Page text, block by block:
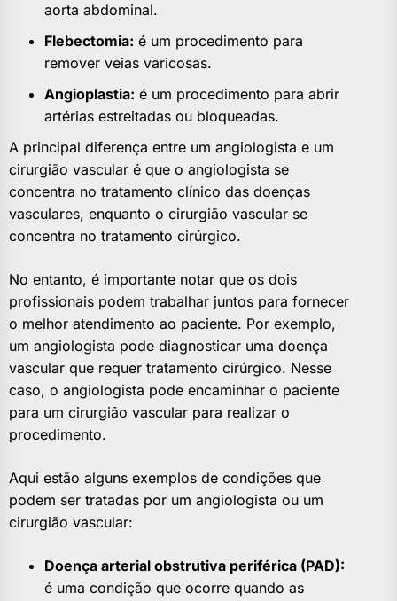
aorta abdominal.
Flebectomia: é um procedimento para
remover veias varicosas.
Angioplastia: é um procedimento para abrir
artérias estreitadas ou bloqueadas.
A principal diferença entre um angiologista e um
cirurgião vascular é que o angiologista se
concentra no tratamento clínico das doenças
vasculares, enquanto o cirurgião vascular se
concentra no tratamento cirúrgico.
No entanto, é importante notar que os dois
profissionais podem trabalhar juntos para fornecer
o melhor atendimento ao paciente. Por exemplo,
um angiologista pode diagnosticar uma doença
vascular que requer tratamento cirúrgico. Nesse
caso, o angiologista pode encaminhar o paciente
para um cirurgião vascular para realizar o
procedimento.
Aqui estão alguns exemplos de condições que
podem ser tratadas por um angiologista ou um
cirurgião vascular:
Doença arterial obstrutiva periférica (PAD):
é uma condição que ocorre quando as